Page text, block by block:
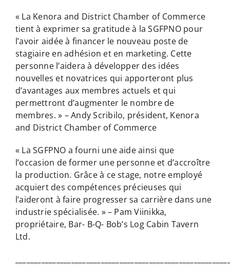
« La Kenora and District Chamber of Commerce
tient à exprimer sa gratitude à la SGFPNO pour
l’avoir aidée à financer le nouveau poste de
stagiaire en adhésion et en marketing. Cette
personne l’aidera à développer des idées
nouvelles et novatrices qui apporteront plus
d’avantages aux membres actuels et qui
permettront d’augmenter le nombre de
membres. » – Andy Scribilo, président, Kenora
and District Chamber of Commerce
« La SGFPNO a fourni une aide ainsi que
l’occasion de former une personne et d’accroître
la production. Grâce à ce stage, notre employé
acquiert des compétences précieuses qui
l’aideront à faire progresser sa carrière dans une
industrie spécialisée. » – Pam Viinikka,
propriétaire, Bar- B-Q- Bob’s Log Cabin Tavern
Ltd.